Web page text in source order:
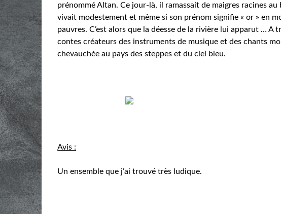
prénommé Altan. Ce jour-là, il ramassait de maigres racines au
vivait modestement et même si son prénom signifie « or » en
pauvres. C’est alors que la déesse de la rivière lui apparut … A
contes créateurs des instruments de musique et des chants
chevauchée au pays des steppes et du ciel bleu.
Avis :
Un ensemble que j’ai trouvé très ludique.